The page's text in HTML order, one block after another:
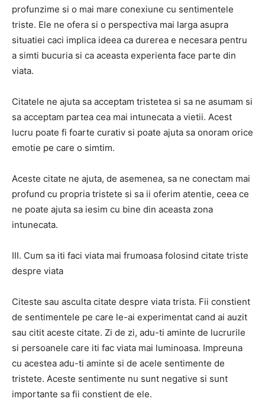
profunzime si o mai mare conexiune cu sentimentele
triste. Ele ne ofera si o perspectiva mai larga asupra
situatiei caci implica ideea ca durerea e necesara pentru
a simti bucuria si ca aceasta experienta face parte din
viata.
Citatele ne ajuta sa acceptam tristetea si sa ne asumam si
sa acceptam partea cea mai intunecata a vietii. Acest
lucru poate fi foarte curativ si poate ajuta sa onoram orice
emotie pe care o simtim.
Aceste citate ne ajuta, de asemenea, sa ne conectam mai
profund cu propria tristete si sa ii oferim atentie, ceea ce
ne poate ajuta sa iesim cu bine din aceasta zona
intunecata.
III. Cum sa iti faci viata mai frumoasa folosind citate triste
despre viata
Citeste sau asculta citate despre viata trista. Fii constient
de sentimentele pe care le-ai experimentat cand ai auzit
sau citit aceste citate. Zi de zi, adu-ti aminte de lucrurile
si persoanele care iti fac viata mai luminoasa. Impreuna
cu acestea adu-ti aminte si de acele sentimente de
tristete. Aceste sentimente nu sunt negative si sunt
importante sa fii constient de ele.